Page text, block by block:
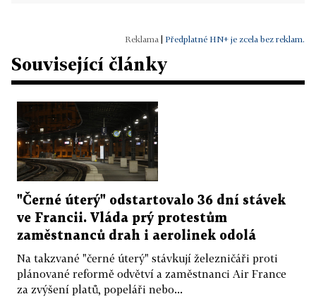
Předplatné HN+ je zcela bez reklam.
Související články
"Černé úterý" odstartovalo 36 dní stávek
ve Francii. Vláda prý protestům
zaměstnanců drah i aerolinek odolá
Na takzvané "černé úterý" stávkují železničáři proti
plánované reformě odvětví a zaměstnanci Air France
za zvýšení platů, popeláři nebo...